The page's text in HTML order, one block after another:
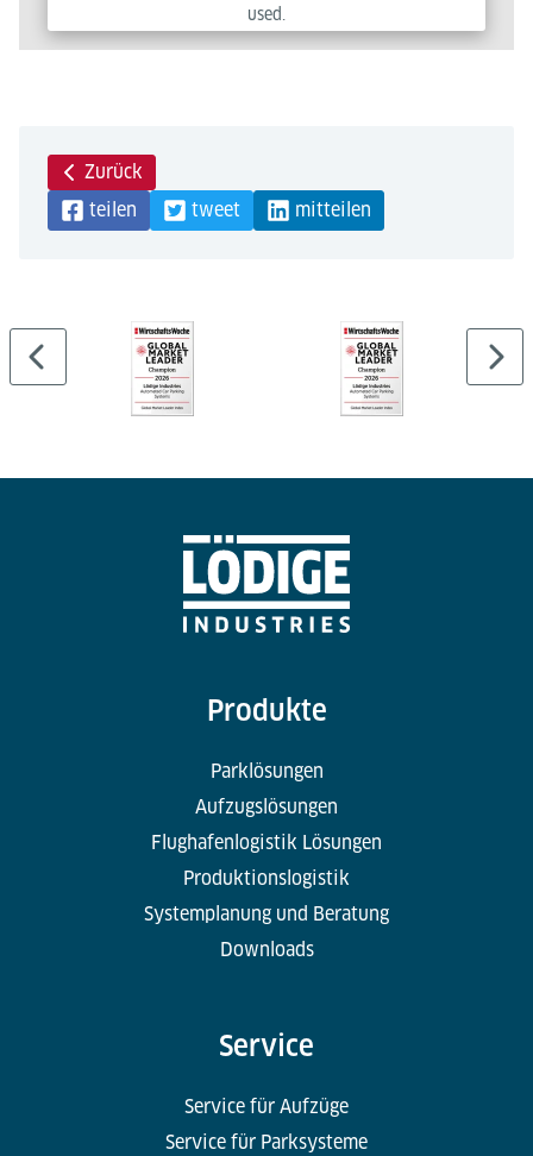
used.
Zurück
teilen
tweet mitteilen
Produkte
Parklösungen
Aufzugslösungen
Flughafenlogistik Lösungen
Produktionslogistik
Systemplanung und Beratung
Downloads
Service
Service für Aufzüge
Service für Parksysteme